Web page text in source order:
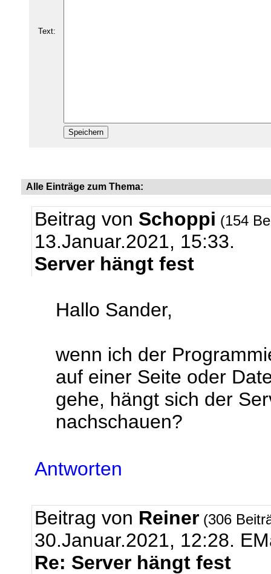
Text:
Alle Einträge zum Thema:
Beitrag von Schoppi (154
13.Januar.2021, 15:33.
Server hängt fest
Hallo Sander,
wenn ich der
auf einer Seite oder
gehe, hängt sich der
nachschauen?
Antworten
Beitrag von Reiner (306
30.Januar.2021, 12:28.
Re: Server hängt fest